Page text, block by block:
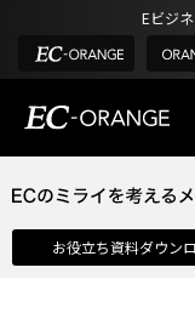
Eビジ
選ばれる理由
お役立ち資料ダウン